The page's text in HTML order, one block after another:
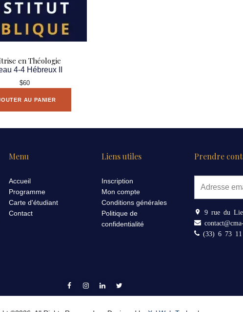
en Théologie
4-4 Hébreux II
$60
AU PANIER
Menu
Accueil
Programme
Carte d'étudiant
Contact
Liens utiles
Inscription
Mon compte
Conditions générales
Politique de
confidentialité
Prendre
9 rue du
(33) 6 73